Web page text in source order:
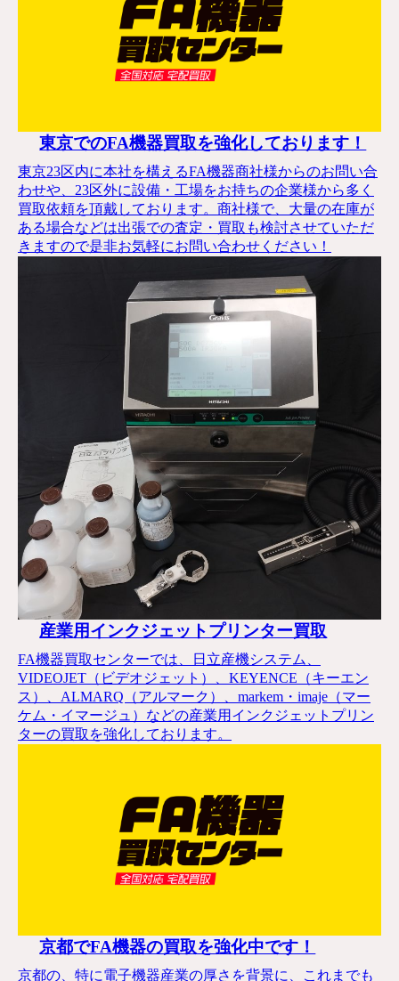
東京でのFA機器買取を強化しております！
東京23区内に本社を構えるFA機器商社様からのお問い合
わせや、23区外に設備・工場をお持ちの企業様から多く
買取依頼を頂戴しております。商社様で、大量の在庫が
ある場合などは出張での査定・買取も検討させていただ
きますので是非お気軽にお問い合わせください！
産業用インクジェットプリンター買取
FA機器買取センターでは、日立産機システム、
VIDEOJET（ビデオジェット）、KEYENCE（キーエン
ス）、ALMARQ（アルマーク）、markem・imaje（マー
ケム・イマージュ）などの産業用インクジェットプリン
ターの買取を強化しております。
京都でFA機器の買取を強化中です！
京都の、特に電子機器産業の厚さを背景に、これまでも